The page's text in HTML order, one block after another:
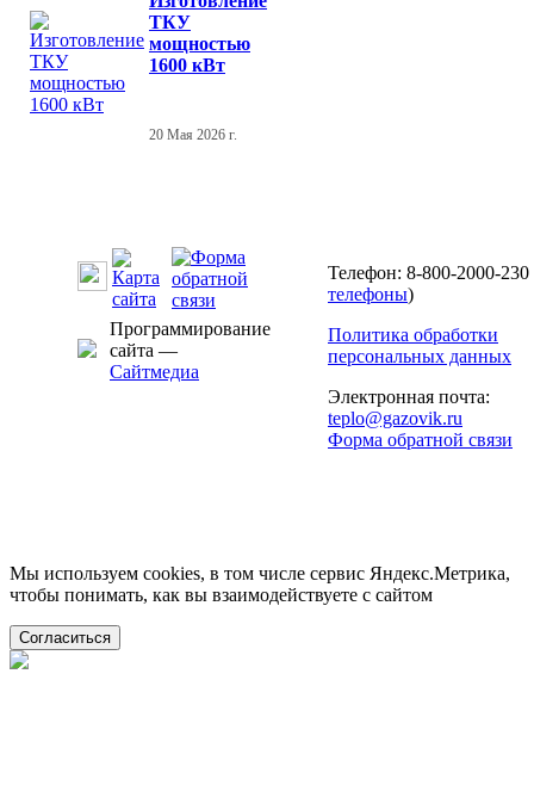
ТКУ
мощностью
1600 кВт
20 Мая 2026 г.
Программирование
сайта —
Сайтмедиа
Телефон: 8-800-2000-230
телефоны)
Политика обработки
персональных данных
Электронная почта:
teplo@gazovik.ru
Форма обратной связи
Мы используем cookies, в том числе сервис Яндекс.Метрика,
чтобы понимать, как вы взаимодействуете с сайтом
Согласиться